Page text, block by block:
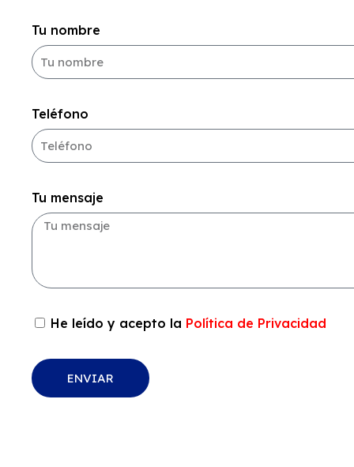
Tu nombre
Teléfono
Tu mensaje
He leído y acepto la Política de Privacidad
ENVIAR